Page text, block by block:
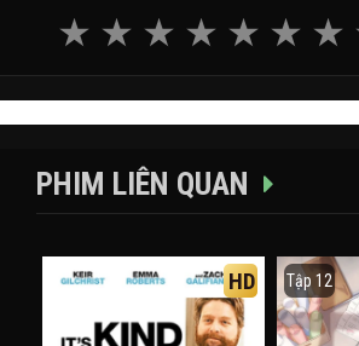
PHIM LIÊN QUAN
HD Tập 12